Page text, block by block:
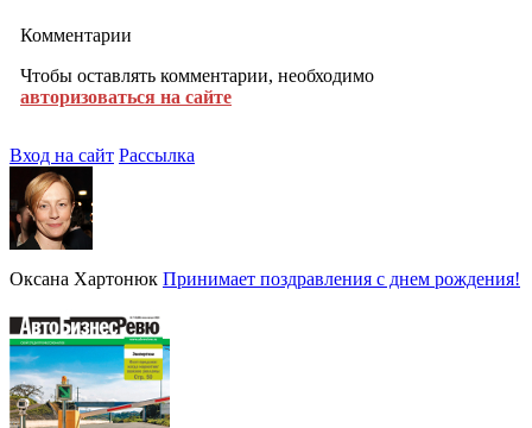
Комментарии
Чтобы оставлять комментарии, необходимо
авторизоваться на сайте
Вход на сайт Рассылка
Оксана Хартонюк Принимает поздравления с днем рождения!